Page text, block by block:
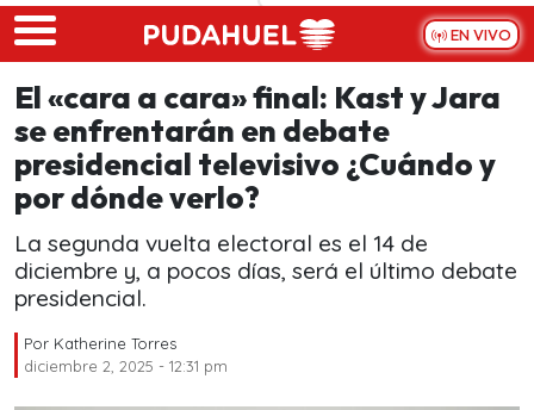
Skip to main content
EN VIVO
El «cara a cara» final: Kast y Jara
se enfrentarán en debate
presidencial televisivo ¿Cuándo y
por dónde verlo?
La segunda vuelta electoral es el 14 de
diciembre y, a pocos días, será el último debate
presidencial.
Por Katherine Torres
diciembre 2, 2025 - 12:31 pm